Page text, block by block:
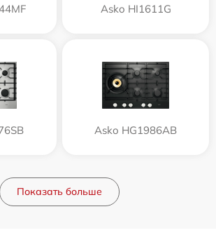
Asko HI1611G
Asko HG1986AB
Показать больше